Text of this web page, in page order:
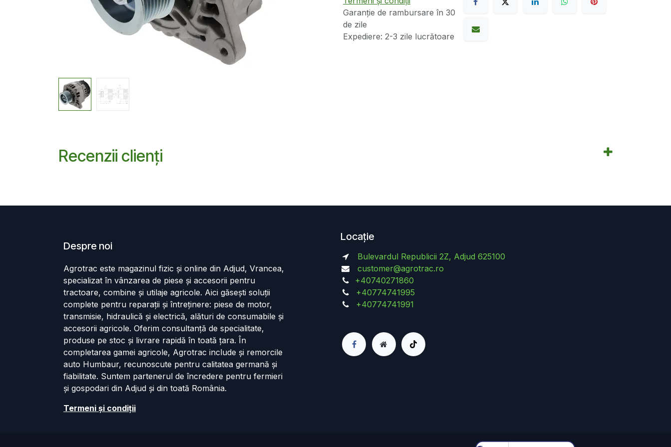
Garanție de rambursare în 30
de zile
Expediere: 2-3 zile lucrătoare
Recenzii clienți
Locație
Bulevardul Republicii 2Z, Adjud 625100
customer@agrotrac.ro
+40740271860
+40774741995
+40774741991
Despre noi
Agrotrac este magazinul fizic și online din Adjud, Vrancea,
specializat în vânzarea de piese și accesorii pentru
tractoare, combine și utilaje agricole. Aici găsești soluții
complete pentru reparații și întreținere: piese de motor,
transmisie, hidraulică și electrică, alături de consumabile și
accesorii agricole. Oferim consultanță de specialitate,
produse pe stoc și livrare rapidă în toată țara. În
completarea gamei agricole, Agrotrac include și remorcile
auto Humbaur, recunoscute pentru calitatea germană și
fiabilitate. Suntem partenerul de încredere pentru fermieri
și gospodari din Adjud și din toată România.
Termeni și cond​iții